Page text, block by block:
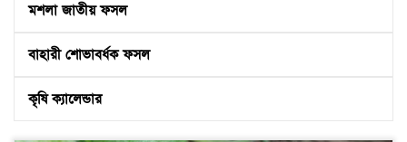
মশলা জাতীয় ফসল
বাহারী শোভাবর্ধক ফসল
কৃষি ক্যালেন্ডার